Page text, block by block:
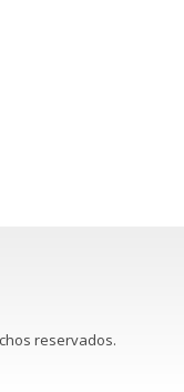
reservados.